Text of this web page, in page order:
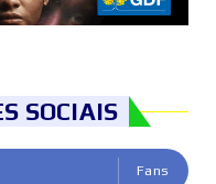
SOCIAIS
Fans